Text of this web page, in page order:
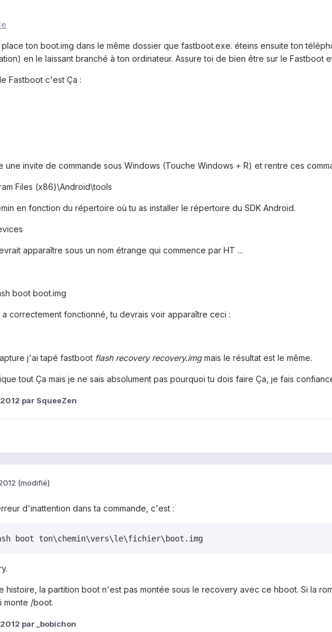
place ton boot.img dans le même dossier que fastboot.exe. éteins ensuite ton
en le laissant branché à ton ordinateur. Assure toi de bien être sur le Fastboot
Fastboot c'est Ça :
une invite de commande sous Windows (Touche Windows + R) et rentre ces
Files (x86)\Android\tools
en fonction du répertoire où tu as installer le répertoire du SDK Android.
apparaître sous un nom étrange qui commence par HT ...
boot boot.img
a correctement fonctionné, tu devrais voir apparaître ceci :
j'ai tapé fastboot flash recovery recovery.imgmais le résultat est le même.
tout Ça mais je ne sais absolument pas pourquoi tu dois faire Ça, je fais
par SqueeZen
(modifié)
d'inattention dans ta commande, c'est :
boot ton\chemin\vers\le\fichier\boot.img
histoire, la partition boot n'est pas montée sous le recovery avec ce hboot. Si la
monte /boot.
par _bobichon